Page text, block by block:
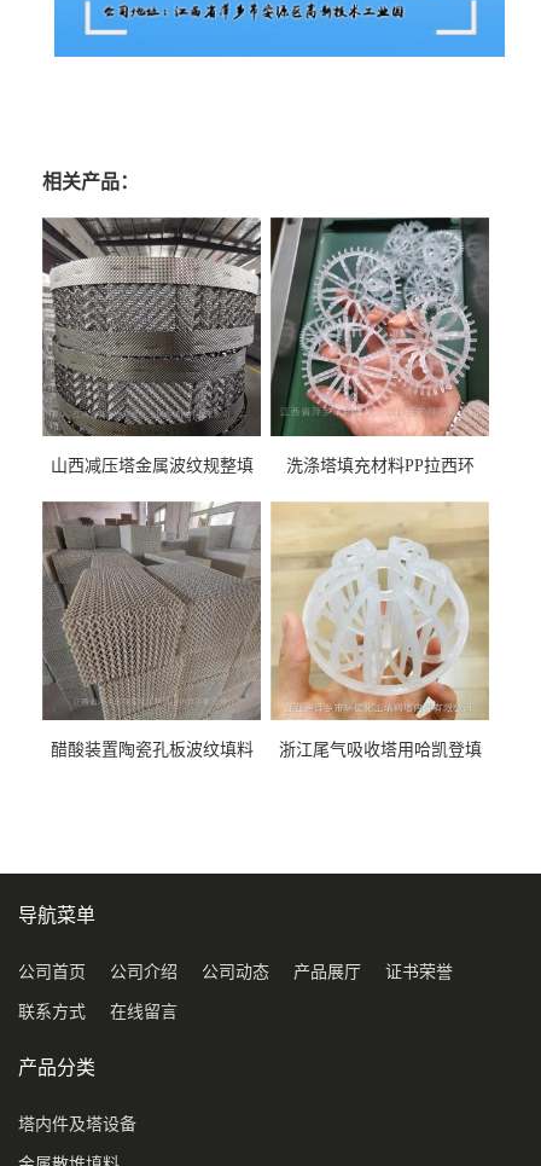
相关产品：
山西减压塔金属波纹规整填
料
洗涤塔填充材料PP拉西环
醋酸装置陶瓷孔板波纹填料
浙江尾气吸收塔用哈凯登填
导航菜单
公司首页 公司介绍 公司动态 产品展厅 证书荣誉
联系方式 在线留言
产品分类
塔内件及塔设备